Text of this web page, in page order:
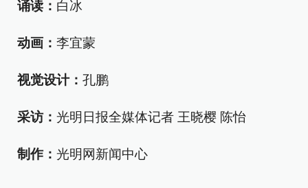
诵读： 白冰
动画： 李宜蒙
视觉设计： 孔鹏
采访： 光明日报全媒体记者 王晓樱 陈怡
制作： 光明网新闻中心